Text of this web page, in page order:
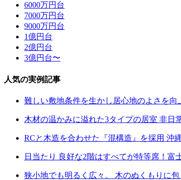
6000万円台
7000万円台
9000万円台
1億円台
2億円台
3億円台〜
人気の実例記事
難しい敷地条件を生かし居心地のよさを
木材の温かみに溢れた3タイプの居室 非日
RCと木造を合わせた『混構造』を採用 沖
日当たり 良好な2階はすべてが特等席！富
狭小地でも明るく広々。 木のぬくもりに